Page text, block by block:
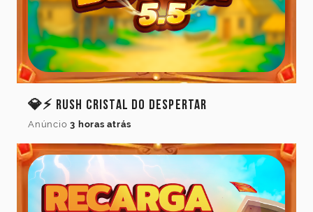
💎⚡ Rush Cristal do Despertar
Anúncio 3 horas atrás